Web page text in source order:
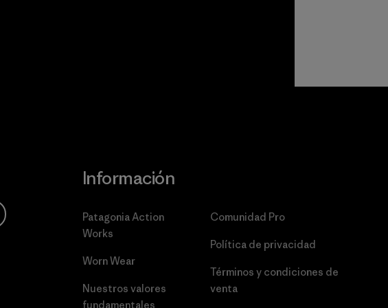
Información
Patagonia Action
Works
Worn Wear
Nuestros valores
fundamentales
Comunidad Pro
Política de privacidad
Términos y condiciones de
venta